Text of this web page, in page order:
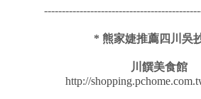
* 熊家婕推薦四川吳
川饌美食館
http://